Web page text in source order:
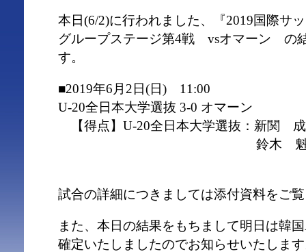
本日(6/2)に行われました、『2019国際サ
グループステージ第4戦 vsオマーン の
す。
■2019年6月2日(日) 11:00
U-20全日本大学選抜 3-0 オマーン
【得点】U-20全日本大学選抜：新関
鈴木 魁
試合の詳細につきましては添付資料をご
また、本日の結果をもちまして明日は韓
確定いたしましたのでお知らせいたしま